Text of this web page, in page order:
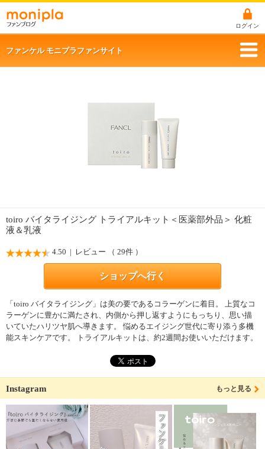
ログイン
ファンケル モニプラファンサイト
toiro バイタライジング トライアルキット＜医薬部外品＞ 化粧
液＆乳液
4.50 | レビュー （ 29件 ）
ショップへ行く
「toiro バイタライジング」は美の要であるコラーゲンに着目。 上質なコ
ラーゲンに豊かに満たされ、内側から押し返すようにもっちり、思い描
いていたハリツヤ肌へ導きます。 悩めるエイジング世代に寄り添う多機
能スキンケアです。 トライアルキットは、約2週間お使いいただけます。
Instagram もっと見る